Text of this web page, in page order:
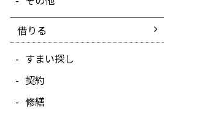
借りる
すまい探し
契約
修繕